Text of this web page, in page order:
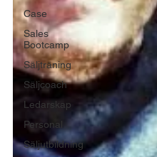
Case
Sales
Bootcamp
Säljträning
Säljcoach
Ledarskap
Personal
Säljutbildning